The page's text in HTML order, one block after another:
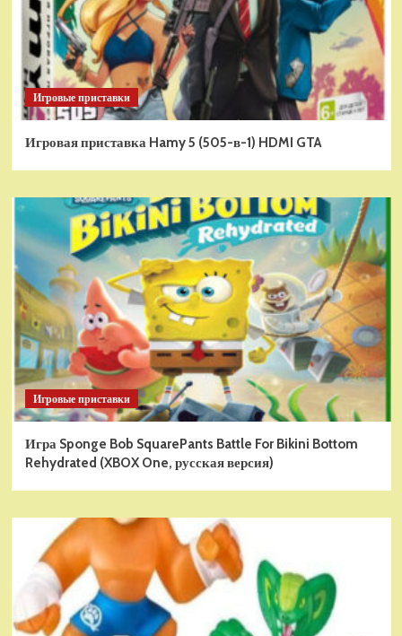
Игровые приставки
Игровая приставка Hamy 5 (505-в-1) HDMI GTA
Игровые приставки
Игра Sponge Bob SquarePants Battle For Bikini Bottom
Rehydrated (XBOX One, русская версия)